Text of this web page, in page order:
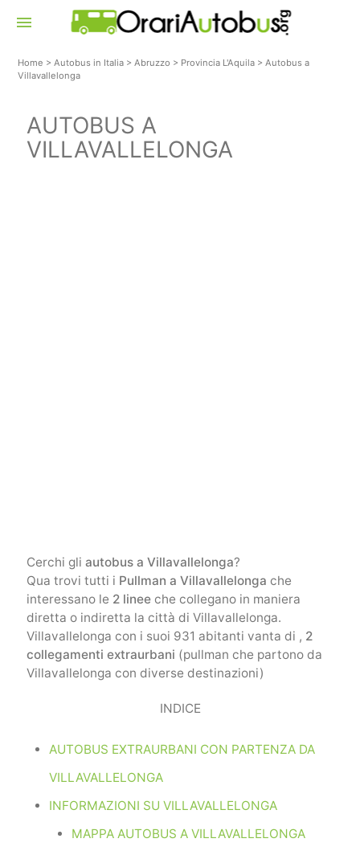
menu
Home >Autobus in Italia >Abruzzo > Provincia L'Aquila >Autobus a
Villavallelonga
AUTOBUS A
VILLAVALLELONGA
Cerchi gli autobus a Villavallelonga?
Qua trovi tutti i Pullman a Villavallelonga che
interessano le 2 lineeche collegano in maniera
diretta o indiretta la città di Villavallelonga.
Villavallelonga con i suoi 931 abitanti vanta di , 2
collegamenti extraurbani (pullman che partono da
Villavallelonga con diverse destinazioni)
INDICE
AUTOBUS EXTRAURBANI CON PARTENZA DA
VILLAVALLELONGA
INFORMAZIONI SU VILLAVALLELONGA
MAPPA AUTOBUS A VILLAVALLELONGA